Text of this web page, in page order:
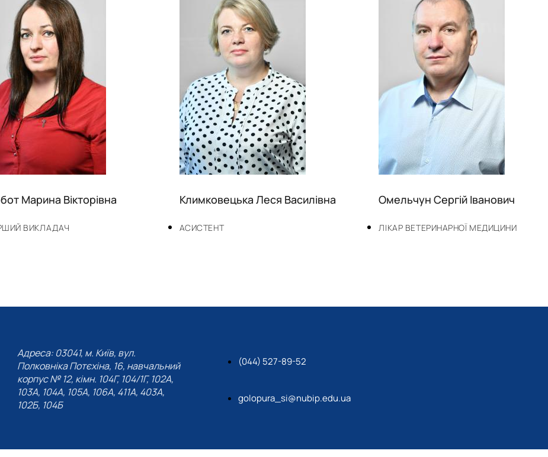
ВИКЛАДАЧ
Марина Вікторівна
АСИСТЕНТ
Климковецька Леся Василівна
ЛІКАР ВЕТЕРИНАРНОЇ МЕДИЦИНИ
Омельчун Сергій Іванович
Адреса: 03041, м. Київ, вул.
Полковніка Потєхіна, 16, навчальний
корпус № 12, кімн. 104Г, 104/1Г, 102А,
103А, 104А, 105А, 106А, 411А, 403А,
102Б, 104Б
(044) 527-89-52
golopura_si@nubip.edu.ua